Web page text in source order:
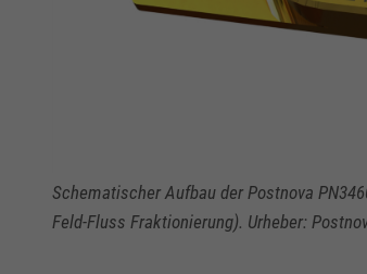
Schematischer Aufbau der Postnova
Feld-Fluss Fraktionierung). Urheber: